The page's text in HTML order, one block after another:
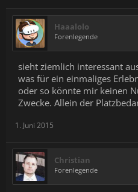
Haaalolo
Forenlegende
sieht ziemlich interessant
was für ein einmaliges
oder so könnte mir keinen
Zwecke. Allein der
1. Juni 2015
Christian
Forenlegende